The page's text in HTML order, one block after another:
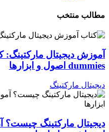
مطالب منتخب
dummies اصول و ابزارها
دیجیتال مارکتینگ
دیجیتال مارکتینگ چیست؟